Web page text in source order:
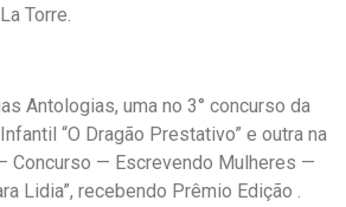
Torre.
Antologias, uma no 3° concurso da
“O Dragão Prestativo” e outra na
Concurso — Escrevendo Mulheres —
Lidia”, recebendo Prêmio Edição .